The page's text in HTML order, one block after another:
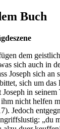
Buch
dem
sich auch in
Joseph sich
sich um
in
nicht helfen
Jedoch
„du